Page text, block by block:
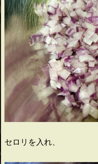
セロリを入れ、